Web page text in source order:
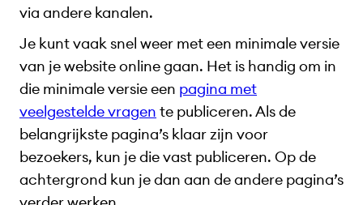
via andere kanalen.
Je kunt vaak snel weer met een minimale versie
van je website online gaan. Het is handig om in
die minimale versie een pagina met
veelgestelde vragen te publiceren. Als de
belangrijkste pagina’s klaar zijn voor
bezoekers, kun je die vast publiceren. Op de
achtergrond kun je dan aan de andere pagina’s